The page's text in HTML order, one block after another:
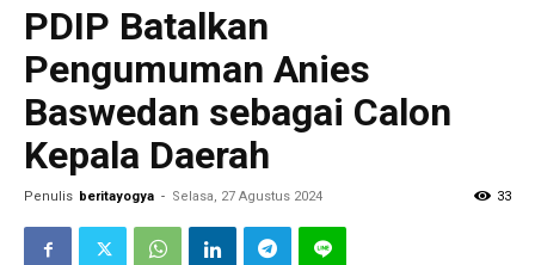
PDIP Batalkan
Pengumuman Anies
Baswedan sebagai Calon
Kepala Daerah
Penulis beritayogya - Selasa, 27 Agustus 2024 33